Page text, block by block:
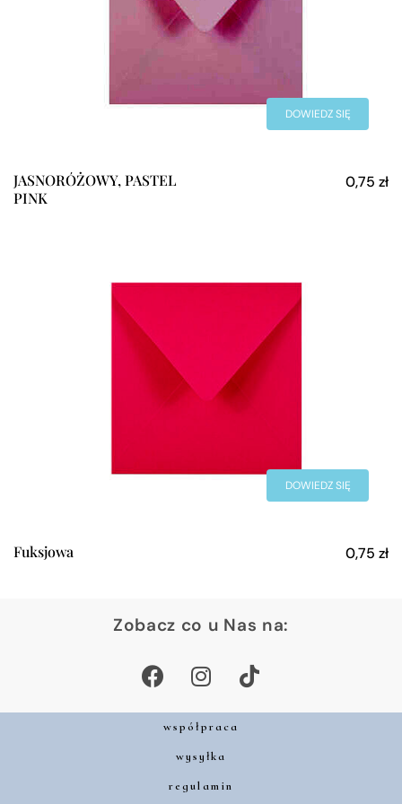
DOWIEDZ SIĘ
JASNORÓŻOWY, PASTEL
PINK
0,75 zł
DOWIEDZ SIĘ
Fuksjowa 0,75 zł
Zobacz co u Nas na:
współpraca
wysyłka
regulamin